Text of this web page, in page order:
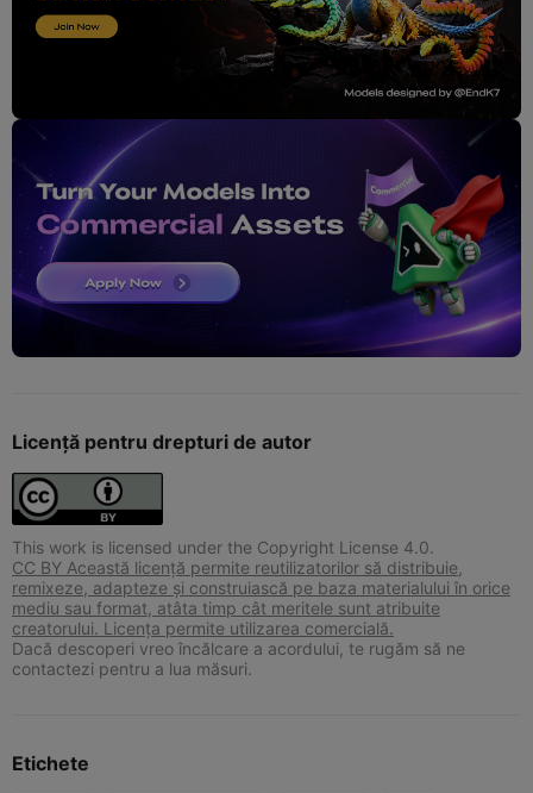
Licență pentru drepturi de autor
This work is licensed under the Copyright License 4.0.
CC BY Această licență permite reutilizatorilor să distribuie,
remixeze, adapteze și construiască pe baza materialului în orice
mediu sau format, atâta timp cât meritele sunt atribuite
creatorului. Licența permite utilizarea comercială.
Dacă descoperi vreo încălcare a acordului, te rugăm să ne
contactezi pentru a lua măsuri.
Etichete